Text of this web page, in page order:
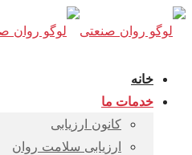
خانه
خدمات ما
کانون ارزیابی
ارزیابی سلامت روان